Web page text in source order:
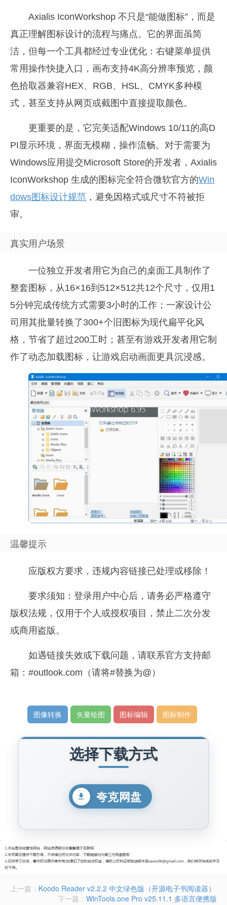
Axialis IconWorkshop 不只是“能做图标”，而是
真正理解图标设计的流程与痛点。它的界面虽简
洁，但每一个工具都经过专业优化：右键菜单提供
常用操作快捷入口，画布支持4K高分辨率预览，颜
色拾取器兼容HEX、RGB、HSL、CMYK多种模
式，甚至支持从网页或截图中直接提取颜色。
更重要的是，它完美适配Windows 10/11的高D
PI显示环境，界面无模糊，操作流畅。对于需要为
Windows应用提交Microsoft Store的开发者，Axialis
IconWorkshop 生成的图标完全符合微软官方的Win
dows图标设计规范 ，避免因格式或尺寸不符被拒
审。
真实用户场景
一位独立开发者用它为自己的桌面工具制作了
整套图标，从16×16到512×512共12个尺寸，仅用1
5分钟完成传统方式需要3小时的工作；一家设计公
司用其批量转换了300+个旧图标为现代扁平化风
格，节省了超过200工时；甚至有游戏开发者用它制
作了动态加载图标，让游戏启动画面更具沉浸感。
温馨提示
应版权方要求，违规内容链接已处理或移除！
要求须知：登录用户中心后，请务必严格遵守
版权法规，仅用于个人或授权项目，禁止二次分发
或商用盗版。
如遇链接失效或下载问题，请联系官方支持邮
箱：#outlook.com（请将#替换为@）
图像转换 矢量绘图 图标编辑 图标制作
选择下载方式
夸克网盘
上一篇： Koodo Reader v2.2.2 中文绿色版（开源电子书阅读器）
下一篇： WinTools.one Pro v25.11.1 多语言便携版